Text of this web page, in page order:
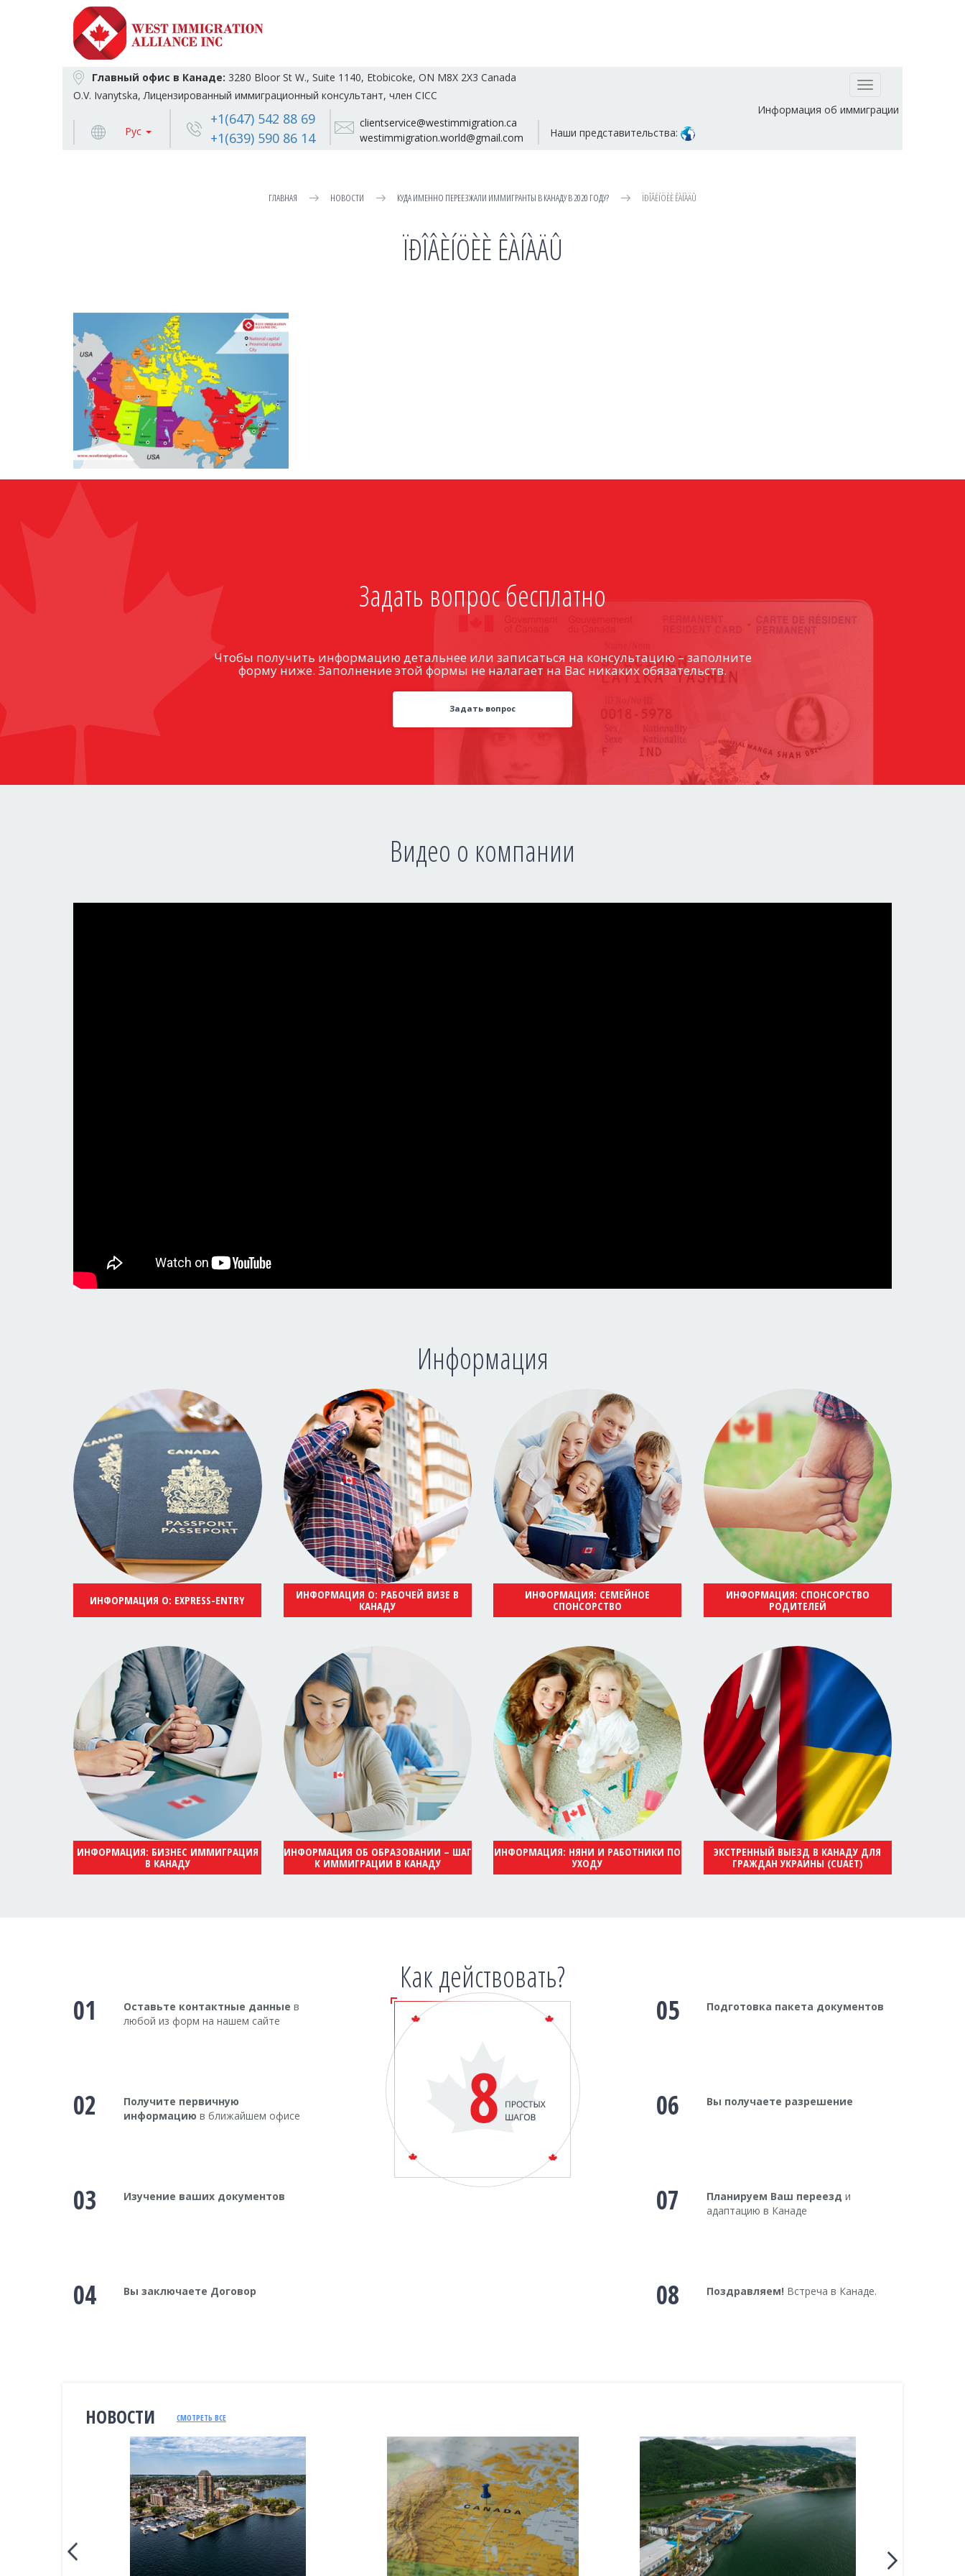
Главный офис в Канаде: 3280 Bloor St W., Suite 1140, Etobicoke, ON M8X 2X3 Canada
O.V. Ivanytska, Лицензированный иммиграционный консультант, член CICC
Toggle
Информация об иммиграции
Рус
+1(647) 542 88 69
+1(639) 590 86 14
clientservice@westimmigration.ca
westimmigration.world@gmail.com
Наши представительства:
ГЛАВНАЯ НОВОСТИ КУДА ИМЕННО ПЕРЕЕЗЖАЛИ ИММИГРАНТЫ В КАНАДУ В 2020 ГОДУ? ÏÐÎÂÈÍÖÈÈ ÊÀÍÀÄÛ
ÏÐÎÂÈÍÖÈÈ ÊÀÍÀÄÛ
Задать вопрос бесплатно
Чтобы получить информацию детальнее или записаться на консультацию – заполните
форму ниже. Заполнение этой формы не налагает на Вас никаких обязательств.
Задать вопрос
Видео о компании
Информация
ИНФОРМАЦИЯ О: EXPRESS-ENTRY
ИНФОРМАЦИЯ О: РАБОЧЕЙ ВИЗЕ В
КАНАДУ
ИНФОРМАЦИЯ: СЕМЕЙНОЕ
СПОНСОРСТВО
ИНФОРМАЦИЯ: СПОНСОРСТВО
РОДИТЕЛЕЙ
ИНФОРМАЦИЯ: БИЗНЕС ИММИГРАЦИЯ
В КАНАДУ
ИНФОРМАЦИЯ ОБ ОБРАЗОВАНИИ – ШАГ
К ИММИГРАЦИИ В КАНАДУ
ИНФОРМАЦИЯ: НЯНИ И РАБОТНИКИ ПО
УХОДУ
ЭКСТРЕННЫЙ ВЫЕЗД В КАНАДУ ДЛЯ
ГРАЖДАН УКРАИНЫ (CUAET)
Как действовать?
01 Оставьте контактные данные в
любой из форм на нашем сайте
02
Получите первичную
информацию в ближайшем офисе
03 Изучение ваших документов
04 Вы заключаете Договор
05 Подготовка пакета документов
06 Вы получаете разрешение
07 Планируем Ваш переезд и
адаптацию в Канаде
08 Поздравляем! Встреча в Канаде.
НОВОСТИ СМОТРЕТЬ ВСЕ